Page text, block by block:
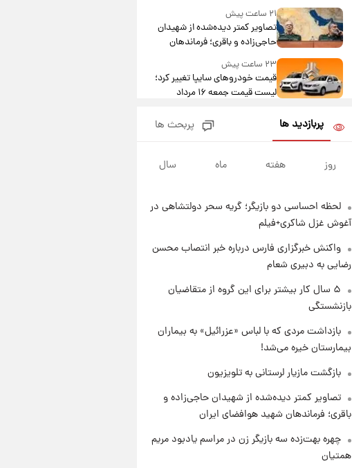
۲۱ ساعت پیش
تصاویر کمتر دیده‌شده از شهیدان
حاجی‌زاده و باقری؛ فرماندهان
۲۳ ساعت پیش
قیمت خودروهای سایپا تغییر کرد؛
لیست قیمت جمعه ۱۶ مرداد
جدول قیمت ایران‌خودرو امروز
جمعه ۱۶ مرداد؛ قیمت‌ها تغییر کرد
۱ روز پیش
۱ روز پیش
پشت پرده عکس جدید ترامپ؛
مقام آمریکایی درباره وضعیت او
چه گفت؟
۱ روز پیش
یک پیش‌بینی مهم از آینده بازار
طلا
پربازدید ها پربحث ها
روز هفته ماه سال
لحظه احساسی دو بازیگر؛ گریه سحر دولتشاهی در
آغوش غزل شاکری+فیلم
واکنش خبرگزاری فارس درباره خبر انتصاب محسن
رضایی به دبیری شعام
۵ سال کار بیشتر برای این گروه از متقاضیان
بازنشستگی
بازداشت مردی که با لباس «عزرائیل» به بیماران
بیمارستان خیره می‌شد!
بازگشت مازیار لرستانی به تلویزیون
تصاویر کمتر دیده‌شده از شهیدان حاجی‌زاده و
باقری؛ فرماندهان شهید هوافضای ایران
چهره بهت‌زده سه بازیگر زن در مراسم یادبود مریم
همتیان